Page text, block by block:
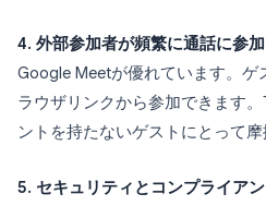
4. 外部参加者が頻繁に通話に参
Google Meetが優れています。
ラウザリンクから参加できます
ントを持たないゲストにとって摩
5. セキュリティとコンプライア